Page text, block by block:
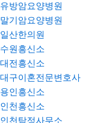
유방암요양병원
말기암요양병원
일산한의원
수원흥신소
대전흥신소
대구이혼전문변호사
용인흥신소
인천흥신소
인천탐정사무소